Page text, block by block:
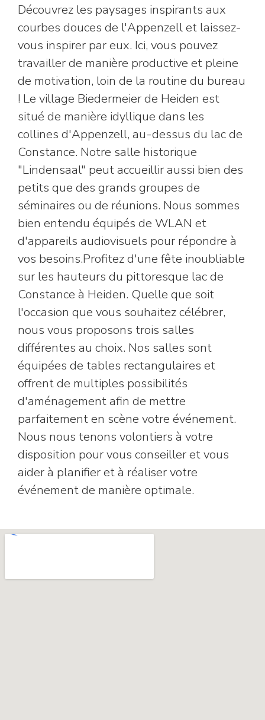
Découvrez les paysages inspirants aux
courbes douces de l'Appenzell et laissez-
vous inspirer par eux. Ici, vous pouvez
travailler de manière productive et pleine
de motivation, loin de la routine du bureau
! Le village Biedermeier de Heiden est
situé de manière idyllique dans les
collines d'Appenzell, au-dessus du lac de
Constance. Notre salle historique
"Lindensaal" peut accueillir aussi bien des
petits que des grands groupes de
séminaires ou de réunions. Nous sommes
bien entendu équipés de WLAN et
d'appareils audiovisuels pour répondre à
vos besoins.Profitez d'une fête inoubliable
sur les hauteurs du pittoresque lac de
Constance à Heiden. Quelle que soit
l'occasion que vous souhaitez célébrer,
nous vous proposons trois salles
différentes au choix. Nos salles sont
équipées de tables rectangulaires et
offrent de multiples possibilités
d'aménagement afin de mettre
parfaitement en scène votre événement.
Nous nous tenons volontiers à votre
disposition pour vous conseiller et vous
aider à planifier et à réaliser votre
événement de manière optimale.